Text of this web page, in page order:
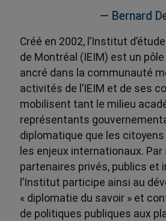
— Bernard
Créé en 2002, l’Institut
de Montréal (IEIM) est un pôle
ancré dans la communauté
activités de l’IEIM et de ses
mobilisent tant le milieu
représentants
diplomatique que les
les enjeux internationaux.
partenaires privés, publics et
l’Institut participe ainsi au
« diplomatie du savoir » et
de politiques publiques aux